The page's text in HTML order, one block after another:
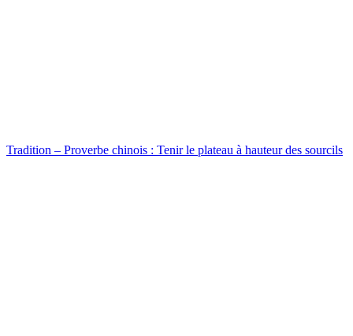
Tradition – Proverbe chinois : Tenir le plateau à hauteur des sourcils